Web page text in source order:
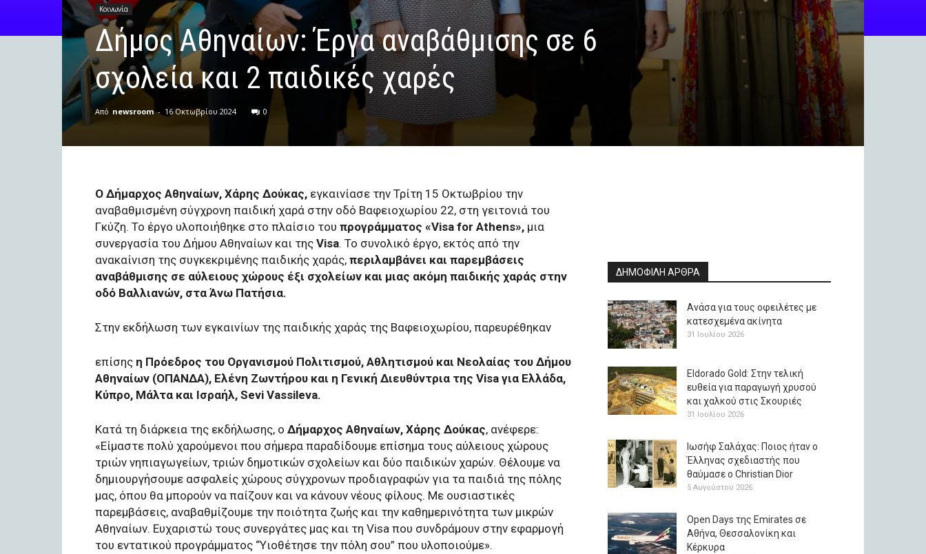
Κοινωνία
Δήμος Αθηναίων: Έργα αναβάθμισης σε 6
σχολεία και 2 παιδικές χαρές
Από newsroom - 16 Οκτωβρίου 2024 0
Ο Δήμαρχος Αθηναίων, Χάρης Δούκας, εγκαινίασε την Τρίτη 15 Οκτωβρίου την
αναβαθμισμένη σύγχρονη παιδική χαρά στην οδό Βαφειοχωρίου 22, στη γειτονιά του
Γκύζη. Το έργο υλοποιήθηκε στο πλαίσιο του προγράμματος «Visa for Athens», μια
συνεργασία του Δήμου Αθηναίων και της Visa. Το συνολικό έργο, εκτός από την
ανακαίνιση της συγκεκριμένης παιδικής χαράς, περιλαμβάνει και παρεμβάσεις
αναβάθμισης σε αύλειους χώρους έξι σχολείων και μιας ακόμη παιδικής χαράς στην
οδό Βαλλιανών, στα Άνω Πατήσια.
Στην εκδήλωση των εγκαινίων της παιδικής χαράς της Βαφειοχωρίου, παρευρέθηκαν
επίσης η Πρόεδρος του Οργανισμού Πολιτισμού, Αθλητισμού και Νεολαίας του Δήμου
Αθηναίων (ΟΠΑΝΔΑ), Ελένη Ζωντήρου και η Γενική Διευθύντρια της Visa για Ελλάδα,
Κύπρο, Μάλτα και Ισραήλ, Sevi Vassileva.
Κατά τη διάρκεια της εκδήλωσης, ο Δήμαρχος Αθηναίων, Χάρης Δούκας, ανέφερε:
«Είμαστε πολύ χαρούμενοι που σήμερα παραδίδουμε επίσημα τους αύλειους χώρους
τριών νηπιαγωγείων, τριών δημοτικών σχολείων και δύο παιδικών χαρών. Θέλουμε να
δημιουργήσουμε ασφαλείς χώρους σύγχρονων προδιαγραφών για τα παιδιά της πόλης
μας, όπου θα μπορούν να παίζουν και να κάνουν νέους φίλους. Με ουσιαστικές
παρεμβάσεις, αναβαθμίζουμε την ποιότητα ζωής και την καθημερινότητα των μικρών
Αθηναίων. Ευχαριστώ τους συνεργάτες μας και τη Visa που συνδράμουν στην εφαρμογή
του εντατικού προγράμματος “Υιοθέτησε την πόλη σου” που υλοποιούμε».
ΔΗΜΟΦΙΛΗ ΑΡΘΡΑ
Ανάσα για τους οφειλέτες με
κατεσχεμένα ακίνητα
31 Ιουλίου 2026
Eldorado Gold: Στην τελική
ευθεία για παραγωγή χρυσού
και χαλκού στις Σκουριές
31 Ιουλίου 2026
Ιωσήφ Σαλάχας: Ποιος ήταν ο
Έλληνας σχεδιαστής που
θαύμασε ο Christian Dior
5 Αυγούστου 2026
Open Days της Emirates σε
Αθήνα, Θεσσαλονίκη και
Κέρκυρα